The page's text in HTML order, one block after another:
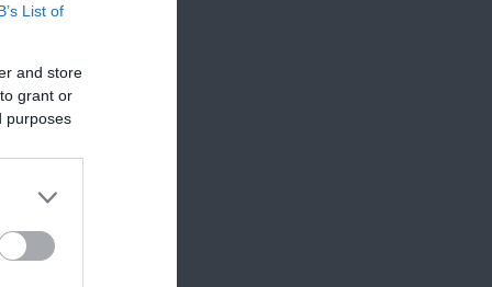
List of
and store
grant or
purposes